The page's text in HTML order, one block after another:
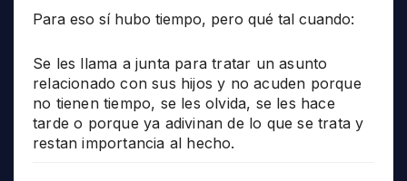
Para eso sí hubo tiempo, pero qué tal cuando:
Se les llama a junta para tratar un asunto
relacionado con sus hijos y no acuden porque
no tienen tiempo, se les olvida, se les hace
tarde o porque ya adivinan de lo que se trata y
restan importancia al hecho.